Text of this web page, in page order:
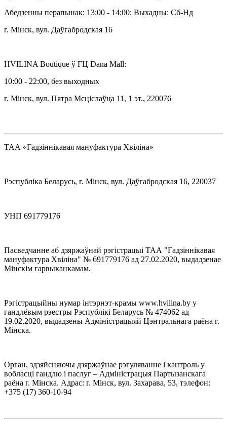
Абедзенны перапынак: 13:00 - 14:00; Выхадны: Сб-Нд
г. Мінск, вул. Даўгабродская 16
HVILINA Boutique ў ГЦ Dana Mall:
10:00 - 22:00, без выходных
г. Мінск, вул. Пятра Мсціслаўца 11, 1 эт., 220076
ТАА «Гадзіннікавая мануфактура Хвіліна»
Рэспубліка Беларусь, г. Мінск, вул. Даўгабродская 16, 220037
УНП 691779176
Пасведчанне аб дзяржаўнай рэгістрацыі ТАА "Гадзіннікавая
мануфактура Хвіліна" № 691779176 ад 27.02.2020, выдадзенае
Мінскім гарвыканкамам.
Рэгістрацыйны нумар інтэрнэт-крамы www.hvilina.by у
гандлёвым рэестры Рэспублікі Беларусь № 474062 ад
19.02.2020, выдадзены Адміністрацыяй Цэнтральнага раёна г.
Мінска.
Орган, здзяйсняючы дзяржаўнае рэгуляванне і кантроль у
вобласці гандлю і паслуг – Адміністрацыя Партызанскага
раёна г. Мінска. Адрас: г. Мінск, вул. Захарава, 53, тэлефон:
+375 (17) 360-10-94